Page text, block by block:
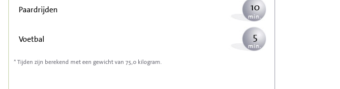
Paardrijden 10
Voetbal 5
Stofzuigen
* Tijden zijn berekend met een gewicht van 75,0 kilogram.